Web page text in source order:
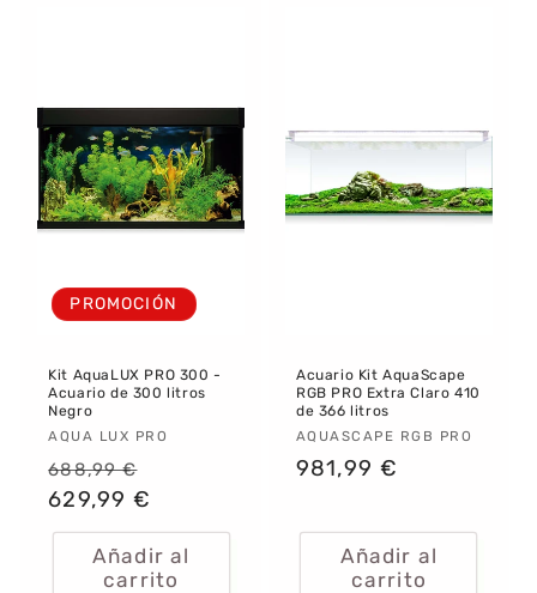
PROMOCIÓN
Kit AquaLUX PRO 300 -
Acuario de 300 litros
Negro
Proveedor:
AQUA LUX PRO
Precio
habitual
688,99 €
oferta
629,99 €
Añadir al
carrito
Acuario Kit AquaScape
RGB PRO Extra Claro 410
de 366 litros
Proveedor:
AQUASCAPE RGB PRO
Precio
981,99 €
Añadir al
carrito